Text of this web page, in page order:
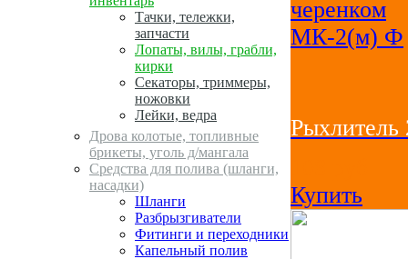
Тачки, тележки,
запчасти
Лопаты, вилы, грабли,
кирки
Секаторы, триммеры,
ножовки
Лейки, ведра
Дрова колотые, топливные
брикеты, уголь д/мангала
Средства для полива (шланги,
насадки)
Шланги
Разбрызгиватели
Фитинги и переходники
Капельный полив
Купить